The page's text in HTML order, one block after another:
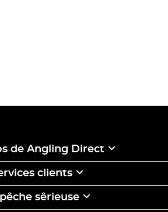
de Angling Direct
clients
sêrieuse